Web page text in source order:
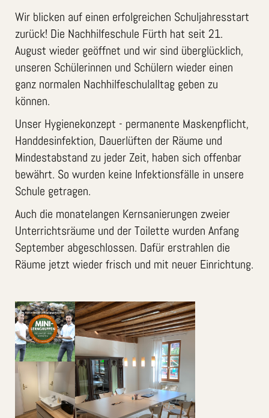
Wir blicken auf einen erfolgreichen Schuljahresstart
zurück! Die Nachhilfeschule Fürth hat seit 21.
August wieder geöffnet und wir sind überglücklich,
unseren Schülerinnen und Schülern wieder einen
ganz normalen Nachhilfeschulalltag geben zu
können.
Unser Hygienekonzept - permanente Maskenpflicht,
Handdesinfektion, Dauerlüften der Räume und
Mindestabstand zu jeder Zeit, haben sich offenbar
bewährt. So wurden keine Infektionsfälle in unsere
Schule getragen.
Auch die monatelangen Kernsanierungen zweier
Unterrichtsräume und der Toilette wurden Anfang
September abgeschlossen. Dafür erstrahlen die
Räume jetzt wieder frisch und mit neuer Einrichtung.